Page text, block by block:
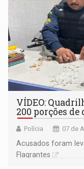
VÍDEO:
200 porções de
Polícia 07 de
Acusados foram
Flagrantes